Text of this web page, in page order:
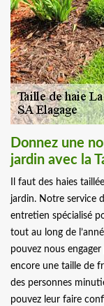
Donnez une
jardin avec la
Il faut des haies
jardin. Notre service
entretien spécialisé
tout au long de
pouvez nous
encore une taille de
des personnes
pouvez leur faire